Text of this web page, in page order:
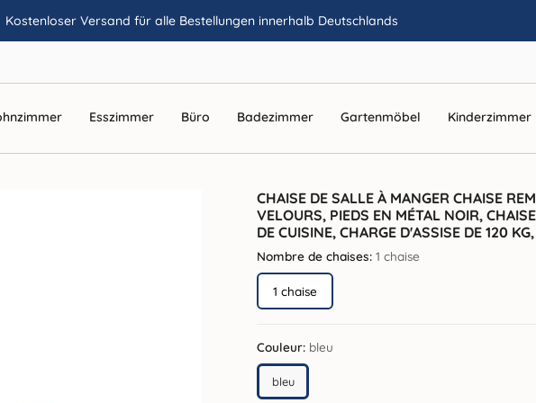
Kostenloser Versand für alle Bestellungen innerhalb Deutschlands
Esszimmer Büro Badezimmer Gartenmöbel Kinderzimmer
CHAISE DE SALLE À MANGER CHAISE
VELOURS, PIEDS EN MÉTAL NOIR,
DE CUISINE, CHARGE D'ASSISE DE 120
Nombre de chaises: 1 chaise
1 chaise
Couleur: bleu
bleu
bleu